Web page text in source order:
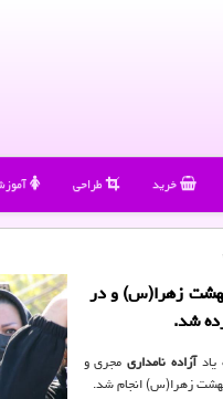
خرید طراحی
بهشت زهرا(س) و در
شد.
آزاده نامداریمجری و
زهرا(س) انجام شد.